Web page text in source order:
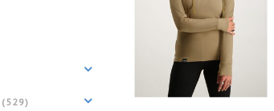
(529)